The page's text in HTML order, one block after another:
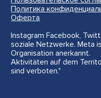
Политика
Оферта
Instagram Facebook,
soziale Netzwerke. Meta
Organisation anerkannt.
Aktivitäten auf dem
sind verboten."